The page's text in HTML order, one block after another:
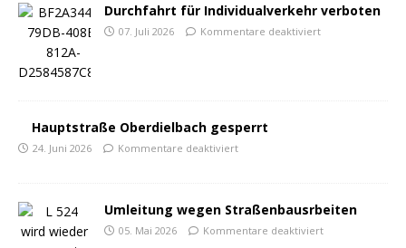
Durchfahrt für Individualverkehr verboten
07. Juli 2026 Kommentare deaktiviert
Hauptstraße Oberdielbach gesperrt
24. Juni 2026 Kommentare deaktiviert
Umleitung wegen Straßenbausrbeiten
05. Mai 2026 Kommentare deaktiviert